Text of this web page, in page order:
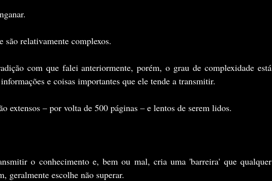
são relativamente complexos.
com que falei anteriormente, porém, o grau de complexidade está
e coisas importantes que ele tende a transmitir.
extensos – por volta de 500 páginas – e lentos de serem lidos.
o conhecimento e, bem ou mal, cria uma 'barreira' que qualquer
geralmente escolhe não superar.